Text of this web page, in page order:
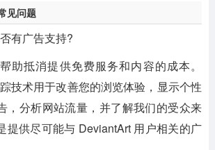
见问题
有广告支持?
助抵消提供免费服务和内容的成本。
技术用于改善您的浏览体验，显示个性
，分析网站流量，并了解我们的受众来
提供尽可能与 DeviantArt 用户相关的广